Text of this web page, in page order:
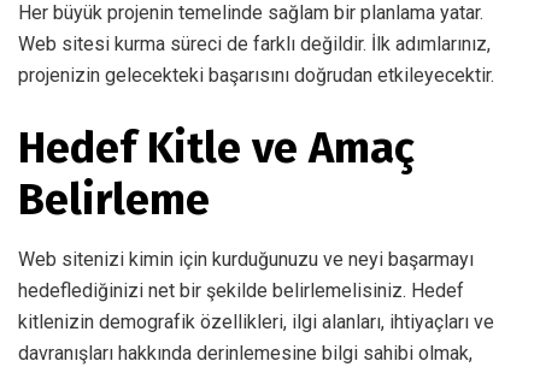
Her büyük projenin temelinde sağlam bir planlama yatar.
Web sitesi kurma süreci de farklı değildir. İlk adımlarınız,
projenizin gelecekteki başarısını doğrudan etkileyecektir.
Hedef Kitle ve Amaç
Belirleme
Web sitenizi kimin için kurduğunuzu ve neyi başarmayı
hedeflediğinizi net bir şekilde belirlemelisiniz. Hedef
kitlenizin demografik özellikleri, ilgi alanları, ihtiyaçları ve
davranışları hakkında derinlemesine bilgi sahibi olmak,